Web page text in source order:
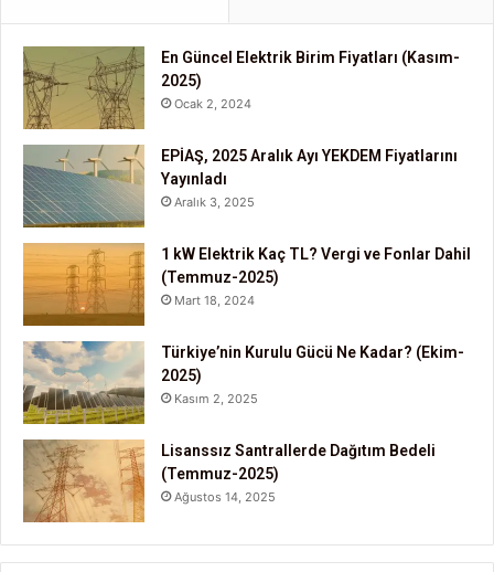
En Güncel Elektrik Birim Fiyatları (Kasım-
2025)
Ocak 2, 2024
EPİAŞ, 2025 Aralık Ayı YEKDEM Fiyatlarını
Yayınladı
Aralık 3, 2025
1 kW Elektrik Kaç TL? Vergi ve Fonlar Dahil
(Temmuz-2025)
Mart 18, 2024
Türkiye’nin Kurulu Gücü Ne Kadar? (Ekim-
2025)
Kasım 2, 2025
Lisanssız Santrallerde Dağıtım Bedeli
(Temmuz-2025)
Ağustos 14, 2025